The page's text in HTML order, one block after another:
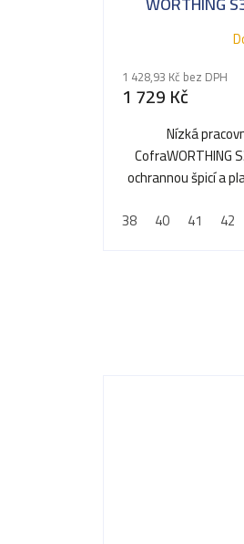
1 428,93 Kč bez DPH
1 729 Kč
Nízká
CofraWORTHING
ochrannou špicí a
38 40 41 42